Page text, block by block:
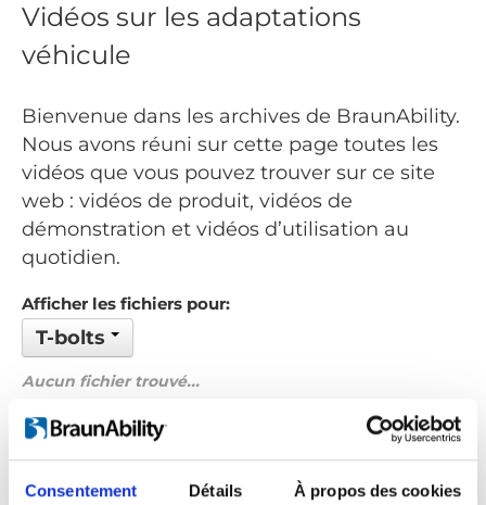
Consentement Détails À propos des cookies
Vidéos sur les adaptations
véhicule
Bienvenue dans les archives de BraunAbility.
Nous avons réuni sur cette page toutes les
vidéos que vous pouvez trouver sur ce site
web : vidéos de produit, vidéos de
démonstration et vidéos d’utilisation au
quotidien.
Afficher les fichiers pour:
T-bolts
Aucun fichier trouvé...
Commandé par: Nom de fichier
Précédent Suivant